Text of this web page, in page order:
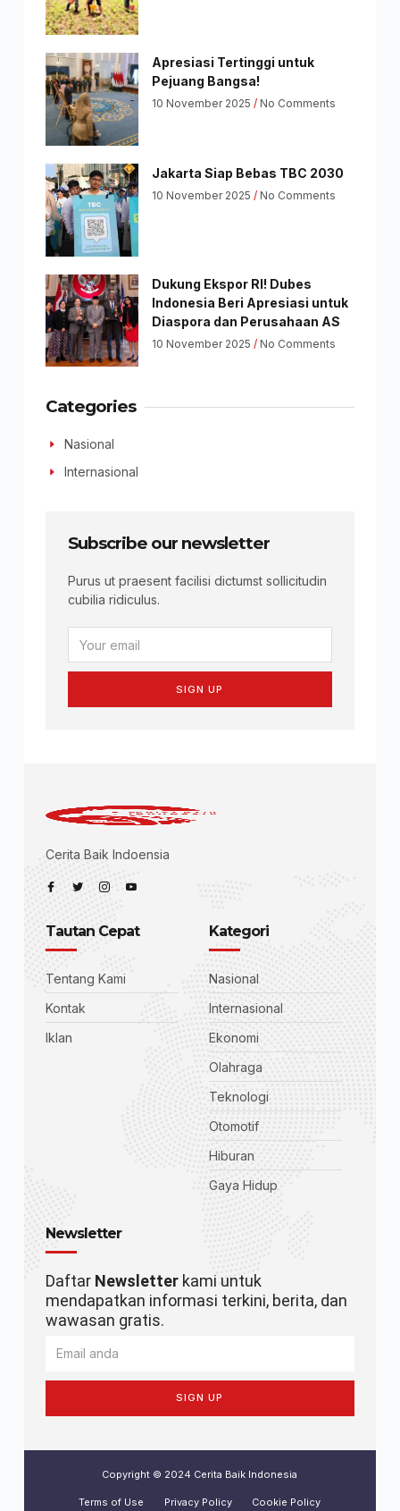
Apresiasi Tertinggi untuk
Pejuang Bangsa!
10 November 2025 No Comments
Jakarta Siap Bebas TBC 2030
10 November 2025 No Comments
Dukung Ekspor RI! Dubes
Indonesia Beri Apresiasi untuk
Diaspora dan Perusahaan AS
10 November 2025 No Comments
Categories
Nasional
Internasional
Subscribe our newsletter
Purus ut praesent facilisi dictumst sollicitudin
cubilia ridiculus.
SIGN UP
Cerita Baik Indoensia
Tautan Cepat
Tentang Kami
Kontak
Iklan
Kategori
Nasional
Internasional
Ekonomi
Olahraga
Teknologi
Otomotif
Hiburan
Gaya Hidup
Newsletter
Daftar Newsletterkami untuk
mendapatkan informasi terkini, berita, dan
wawasan gratis.
SIGN UP
Copyright © 2024 Cerita Baik Indonesia
Terms of Use Privacy Policy Cookie Policy